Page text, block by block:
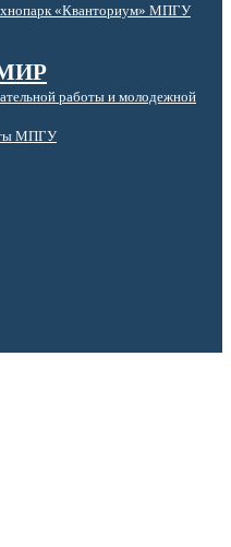
«Кванториум» МПГУ
работы и молодежной
МПГУ